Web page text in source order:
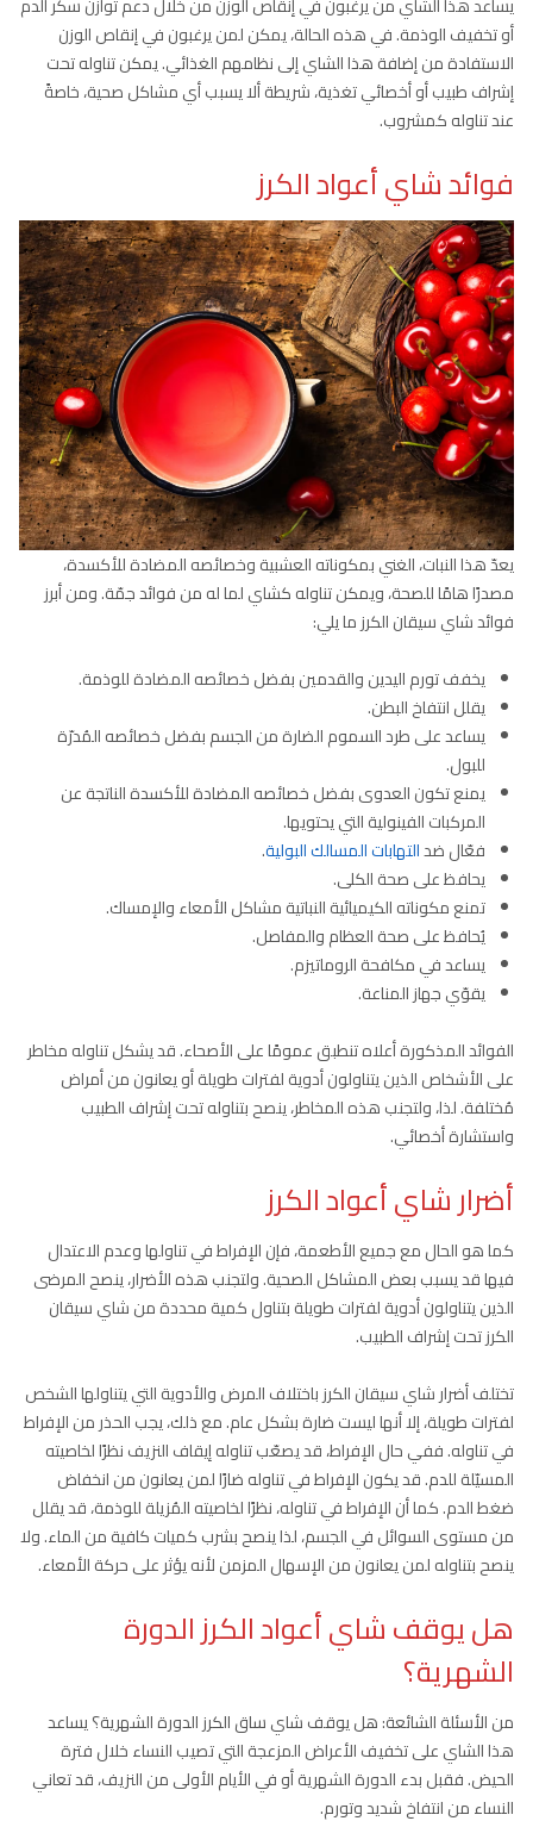
أو تخفيف الوذمة. في هذه الحالة، يمكن لمن يرغبون في إنقاص الوزن
الاستفادة من إضافة هذا الشاي إلى نظامهم الغذائي. يمكن تناوله تحت
إشراف طبيب أو أخصائي تغذية، شريطة ألا يسبب أي مشاكل صحية، خاصةً
عند تناوله كمشروب.
فوائد شاي أعواد الكرز
يعدّ هذا النبات، الغني بمكوناته العشبية وخصائصه المضادة للأكسدة،
مصدرًا هامًا للصحة، ويمكن تناوله كشاي لما له من فوائد جمّة. ومن أبرز
فوائد شاي سيقان الكرز ما يلي:
يخفف تورم اليدين والقدمين بفضل خصائصه المضادة للوذمة.
يقلل انتفاخ البطن.
يساعد على طرد السموم الضارة من الجسم بفضل خصائصه المُدرّة
للبول.
يمنع تكون العدوى بفضل خصائصه المضادة للأكسدة الناتجة عن
المركبات الفينولية التي يحتويها.
فعّال ضدالتهابات المسالك البولية.
يحافظ على صحة الكلى.
تمنع مكوناته الكيميائية النباتية مشاكل الأمعاء والإمساك.
يُحافظ على صحة العظام والمفاصل.
يساعد في مكافحة الروماتيزم.
يقوّي جهاز المناعة.
الفوائد المذكورة أعلاه تنطبق عمومًا على الأصحاء. قد يشكل تناوله مخاطر
على الأشخاص الذين يتناولون أدوية لفترات طويلة أو يعانون من أمراض
مُختلفة. لذا، ولتجنب هذه المخاطر، ينصح بتناوله تحت إشراف الطبيب
واستشارة أخصائي.
أضرار شاي أعواد الكرز
كما هو الحال مع جميع الأطعمة، فإن الإفراط في تناولها وعدم الاعتدال
فيها قد يسبب بعض المشاكل الصحية. ولتجنب هذه الأضرار، ينصح المرضى
الذين يتناولون أدوية لفترات طويلة بتناول كمية محددة من شاي سيقان
الكرز تحت إشراف الطبيب.
تختلف أضرار شاي سيقان الكرز باختلاف المرض والأدوية التي يتناولها الشخص
لفترات طويلة، إلا أنها ليست ضارة بشكل عام. مع ذلك، يجب الحذر من الإفراط
في تناوله. ففي حال الإفراط، قد يصعّب تناوله إيقاف النزيف نظرًا لخاصيته
المسيّلة للدم. قد يكون الإفراط في تناوله ضارًا لمن يعانون من انخفاض
ضغط الدم. كما أن الإفراط في تناوله، نظرًا لخاصيته المُزيلة للوذمة، قد يقلل
من مستوى السوائل في الجسم، لذا ينصح بشرب كميات كافية من الماء. ولا
ينصح بتناوله لمن يعانون من الإسهال المزمن لأنه يؤثر على حركة الأمعاء.
هل يوقف شاي أعواد الكرز الدورة
الشهرية؟
من الأسئلة الشائعة: هل يوقف شاي ساق الكرز الدورة الشهرية؟ يساعد
هذا الشاي على تخفيف الأعراض المزعجة التي تصيب النساء خلال فترة
الحيض. فقبل بدء الدورة الشهرية أو في الأيام الأولى من النزيف، قد تعاني
النساء من انتفاخ شديد وتورم.